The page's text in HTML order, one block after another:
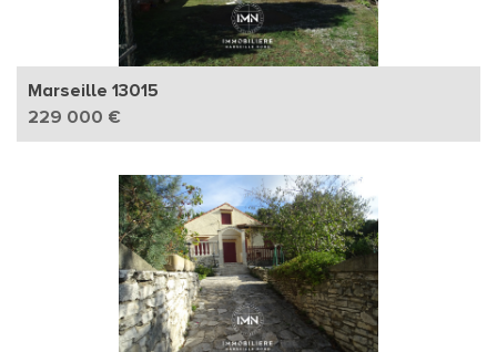
Marseille 13015
229 000 €